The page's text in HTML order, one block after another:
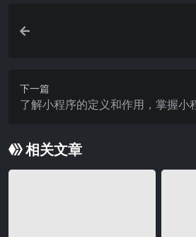
下一篇
了解小程序的定义和作用，掌握小
相关文章